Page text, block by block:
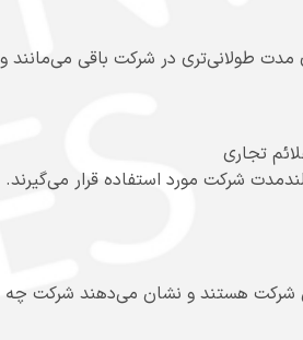
مدت طولانی‌تری در شرکت باقی
تجاری
شرکت مورد استفاده قرار می‌گیرند.
هستند و نشان می‌دهند شرکت چه